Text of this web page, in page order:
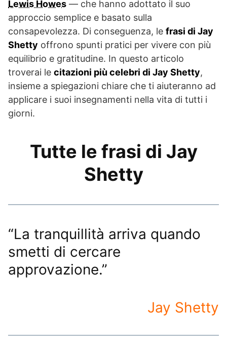
Lewis Howes — che hanno adottato il suo
approccio semplice e basato sulla
consapevolezza. Di conseguenza, le frasi di Jay
Shetty offrono spunti pratici per vivere con più
equilibrio e gratitudine. In questo articolo
troverai le citazioni più celebri di Jay Shetty,
insieme a spiegazioni chiare che ti aiuteranno ad
applicare i suoi insegnamenti nella vita di tutti i
giorni.
Tutte le frasi di Jay
Shetty
“La tranquillità arriva quando
smetti di cercare
approvazione.”
Jay Shetty